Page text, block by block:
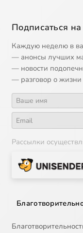
Подписаться
Каждую неделю в
— анонсы лучших
— новости
— разговор о
Рассылки